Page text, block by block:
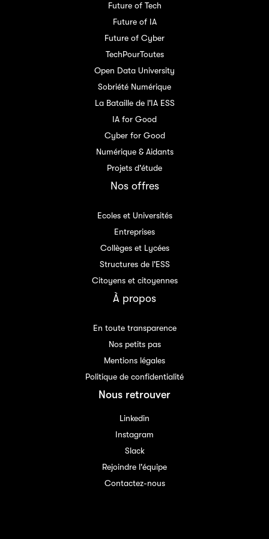
Future of Tech
Future of IA
Future of Cyber
TechPourToutes
Open Data University
Sobriété Numérique
La Bataille de l'IA ESS
IA for Good
Cyber for Good
Numérique & Aidants
Projets d'étude
Nos offres
Ecoles et Universités
Entreprises
Collèges et Lycées
Structures de l'ESS
Citoyens et citoyennes
À propos
En toute transparence
Nos petits pas
Mentions légales
Politique de confidentialité
Nous retrouver
Linkedin
Instagram
Slack
Rejoindre l'équipe
Contactez-nous